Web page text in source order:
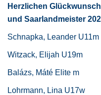
Herzlichen
und Saarlandmeister
Schnapka, Leander U11m
Witzack, Elijah U19m
Balázs, Máté Elite m
Lohrmann, Lina U17w